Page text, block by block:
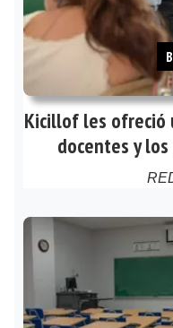
Kicillof les ofreció
docentes y